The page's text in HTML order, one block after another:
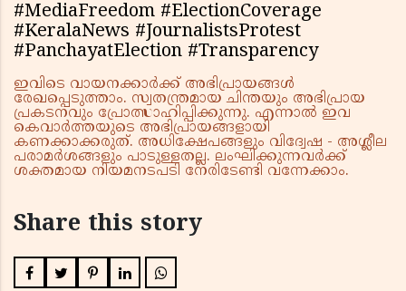
#MediaFreedom #ElectionCoverage
#KeralaNews #JournalistsProtest
#PanchayatElection #Transparency
ഇവിടെ വായനക്കാർക്ക് അഭിപ്രായങ്ങൾ
രേഖപ്പെടുത്താം. സ്വതന്ത്രമായ ചിന്തയും അഭിപ്രായ
പ്രകടനവും പ്രോത്സാഹിപ്പിക്കുന്നു. എന്നാൽ ഇവ
കെവാർത്തയുടെ അഭിപ്രായങ്ങളായി
കണക്കാക്കരുത്. അധിക്ഷേപങ്ങളും വിദ്വേഷ - അശ്ലീല
പരാമർശങ്ങളും പാടുള്ളതല്ല. ലംഘിക്കുന്നവർക്ക്
ശക്തമായ നിയമനടപടി നേരിടേണ്ടി വന്നേക്കാം.
Share this story